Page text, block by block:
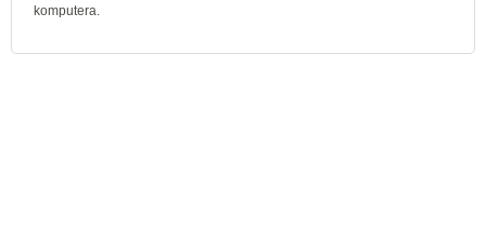
komputera.